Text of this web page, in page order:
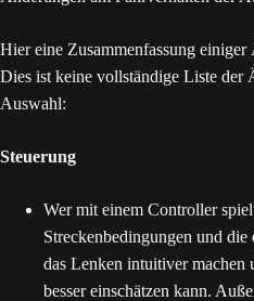
Hier eine Zusammenfassung
Dies ist keine vollständige Liste der
Auswahl:
Steuerung
Wer mit einem Controller
Streckenbedingungen und
das Lenken intuitiver machen
besser einschätzen kann.